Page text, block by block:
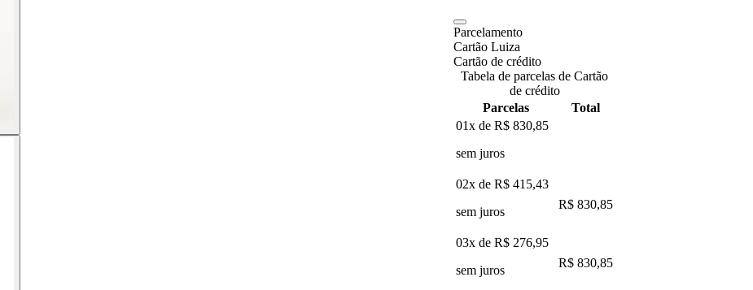
Parcelamento
Cartão Luiza
Cartão de crédito
Tabela de parcelas de Cartão
de crédito
Parcelas
Total
01x de R$ 830,85
sem juros
02x de R$ 415,43
sem juros
R$ 830,85
03x de R$ 276,95
sem juros
R$ 830,85